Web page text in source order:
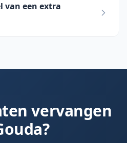
van een extra
vervangen
?